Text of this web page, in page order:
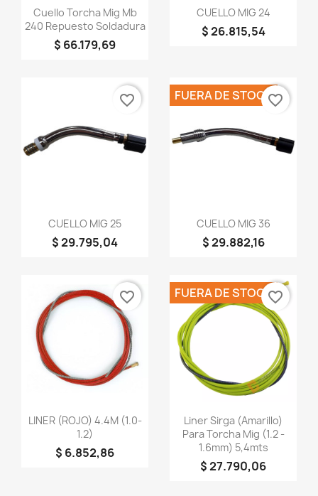
Vista rápida
Cuello Torcha Mig Mb
240 Repuesto Soldadura
$ 66.179,69
 Vista rápida
CUELLO MIG 24
$ 26.815,54
 Vista rápida
CUELLO MIG 25
$ 29.795,04
favorite_border
 Vista rápida
CUELLO MIG 36
$ 29.882,16
FUERA DE STOCKfavorite_border
Vista rápida
LINER (ROJO) 4.4M (1.0-
1.2)
$ 6.852,86
favorite_border
Vista rápida
Liner Sirga (amarillo)
Para Torcha Mig (1.2 -
1.6mm) 5,4mts
$ 27.790,06
FUERA DE STOCKfavorite_border